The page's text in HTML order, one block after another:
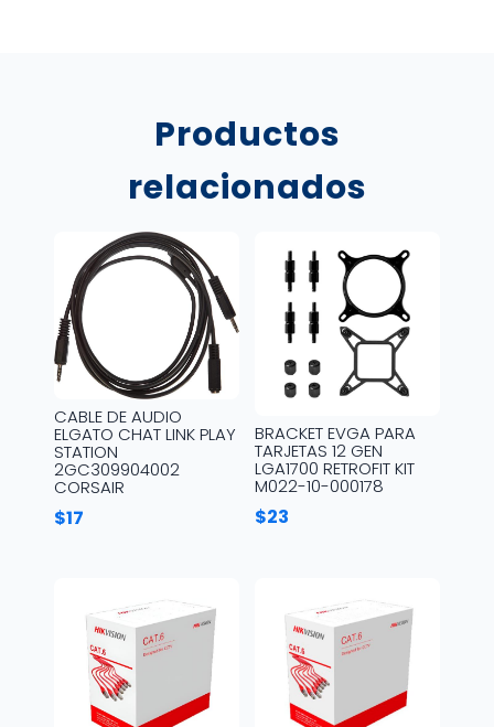
Productos
relacionados
CABLE DE AUDIO
ELGATO CHAT LINK PLAY
STATION
2GC309904002
CORSAIR
$17
BRACKET EVGA PARA
TARJETAS 12 GEN
LGA1700 RETROFIT KIT
M022-10-000178
$23